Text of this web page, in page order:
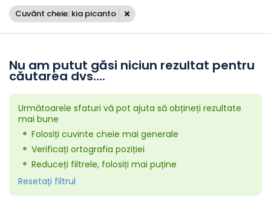
Cuvânt cheie: kia picanto
Nu am putut găsi niciun rezultat pentru
căutarea dvs....
Următoarele sfaturi vă pot ajuta să obțineți rezultate
mai bune
Folosiți cuvinte cheie mai generale
Verificați ortografia poziției
Reduceți filtrele, folosiți mai puține
Resetați filtrul